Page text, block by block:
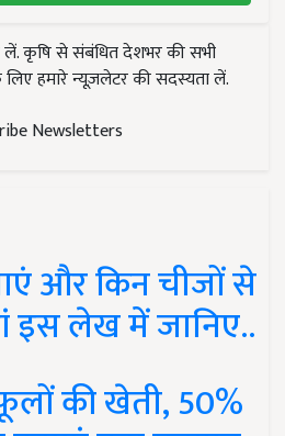
लें. कृषि से संबंधित देशभर की सभी
हमारे न्यूज़लेटर की सदस्यता लें.
Newsletters
और किन चीजों से
इस लेख में जानिए..
की खेती, 50%